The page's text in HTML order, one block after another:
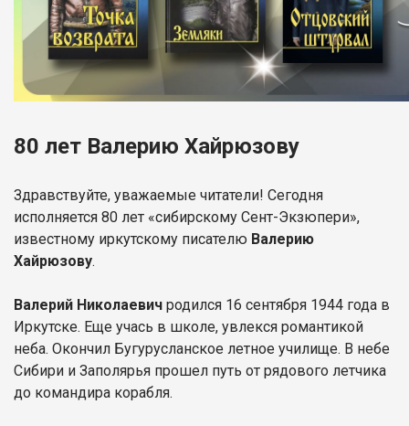
80 лет Валерию Хайрюзову
Здравствуйте, уважаемые читатели! Сегодня
исполняется 80 лет «сибирскому Сент-Экзюпери»,
известному иркутскому писателю Валерию
Хайрюзову.
Валерий Николаевич родился 16 сентября 1944 года в
Иркутске. Еще учась в школе, увлекся романтикой
неба. Окончил Бугурусланское летное училище. В небе
Сибири и Заполярья прошел путь от рядового летчика
до командира корабля.